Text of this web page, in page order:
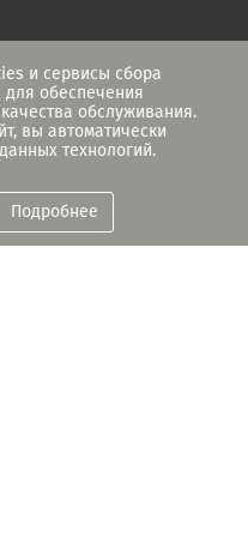
и сервисы сбора
для обеспечения
обслуживания.
вы автоматически
технологий.
Подробнее